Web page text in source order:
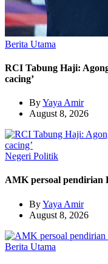
Berita Utama
RCI Tabung Haji:
cacing’
ByYaya Amir
August 8, 2026
Negeri Politik
AMK persoal pendirian
ByYaya Amir
August 8, 2026
Berita Utama